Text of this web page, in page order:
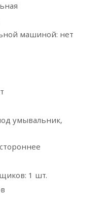
машиной: нет
умывальник,
1 шт.